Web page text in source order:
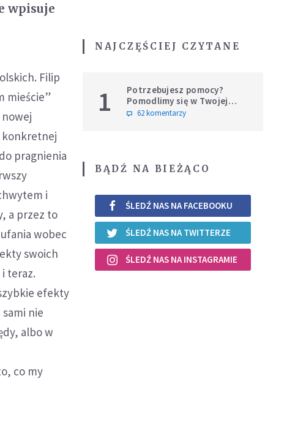
wpisuje
Filip
mieście”
nowej
konkretnej
pragnienia
i
a przez to
wobec
swoich
teraz.
efekty
nie
albo w
co my
NAJCZĘŚCIEJ CZYTANE
1
Potrzebujesz pomocy?
Pomodlimy się w Twojej
intencji
62 komentarzy
BĄDŹ NA BIEŻĄCO
ŚLEDŹ NAS NA FACEBOOKU
ŚLEDŹ NAS NA TWITTERZE
ŚLEDŹ NAS NA INSTAGRAMIE